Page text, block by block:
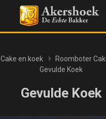
Cake en koek
Roomboter
Gevulde Koek
Gevulde Koek